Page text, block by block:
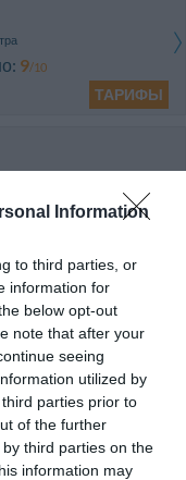
Information
to third parties, or
information for
below opt-out
note that after your
seeing
utilized by
parties prior to
of the further
third parties on the
information may
9/10
ТАРИФЫ
9.1
9/10
ТАРИФЫ